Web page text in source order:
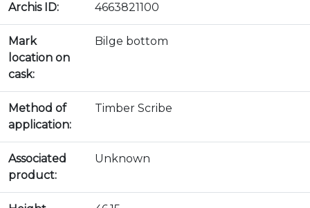
Archis ID: 4663821100
Mark
location on
cask:
Bilge bottom
Method of
application:
Timber Scribe
Associated
product:
Unknown